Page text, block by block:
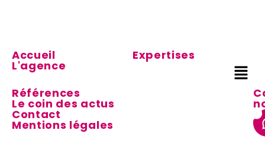
Accueil
L'agence
Expertises
Références
Le coin des actus
Contact
Mentions légales